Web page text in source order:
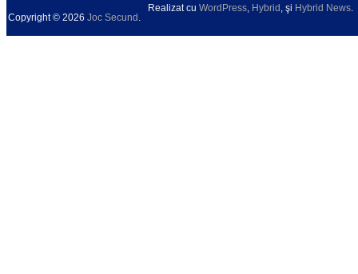
Copyright © 2026 Joc Secund .
Realizat cu WordPress, Hybrid , şi Hybrid News.